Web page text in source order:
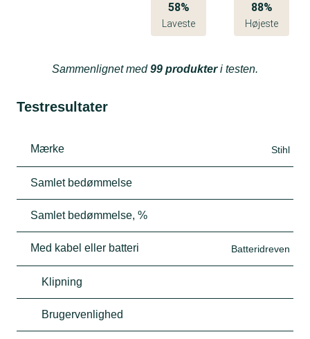
58%
Laveste
88%
Højeste
Sammenlignet med99 produkteri testen.
Testresultater
Mærke Stihl
Samlet bedømmelse
Samlet bedømmelse, %
Med kabel eller batteri Batteridreven
Klipning
Brugervenlighed